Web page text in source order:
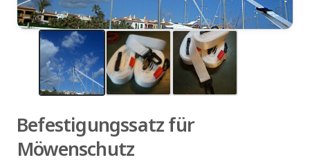
zoom_in
Befestigungssatz für
Möwenschutz